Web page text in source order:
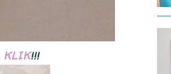
KLIK!!!